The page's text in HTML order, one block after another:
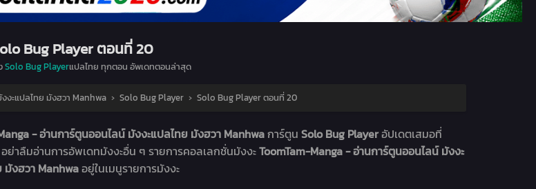
Bug Player ตอนที่ 20
Solo Bug Playerแปลไทย ทุกตอน อัพเดทตอนล่าสุด
งะแปลไทย มังฮวา Manhwa › Solo Bug Player › Solo Bug Player ตอนที่ 20
- อ่านการ์ตูนออนไลน์ มังงะแปลไทย มังฮวา Manhwaการ์ตูน Solo Bug Playerอัปเดตเสมอที่
อย่าลืมอ่านการอัพเดทมังงะอื่น ๆ รายการคอลเลกชั่นมังงะToomTam-Manga - อ่านการ์ตูนออนไลน์ มังงะ
มังฮวา Manhwaอยู่ในเมนูรายการมังงะ